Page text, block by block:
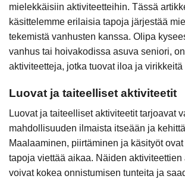
mielekkäisiin aktiviteetteihin. Tässä
käsittelemme erilaisia tapoja järjestää
tekemistä vanhusten kanssa. Olipa
vanhus tai hoivakodissa asuva seniori,
aktiviteetteja, jotka tuovat iloa ja virikkeitä
Luovat ja taiteelliset aktiviteetit
Luovat ja taiteelliset aktiviteetit tarjoavat
mahdollisuuden ilmaista itseään ja
Maalaaminen, piirtäminen ja käsityöt
tapoja viettää aikaa. Näiden
voivat kokea onnistumisen tunteita ja